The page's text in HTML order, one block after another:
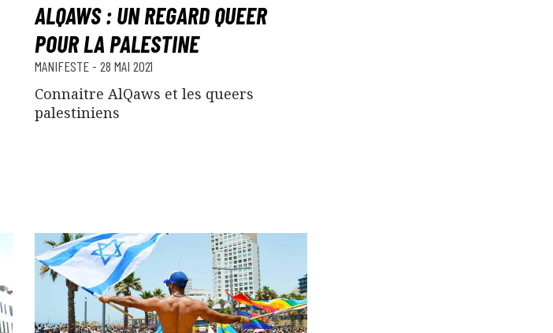
ALQAWS : UN REGARD QUEER
POUR LA PALESTINE
MANIFESTE -28 MAI 2021
Connaitre AlQaws et les queers
palestiniens